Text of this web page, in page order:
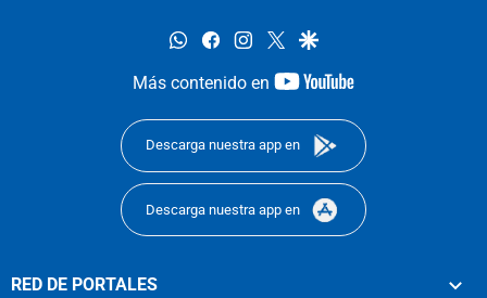
whatsappfacebookinstagram
twittergoogle
Más contenido en
youtube-
Descarga nuestra app en
Descarga nuestra app en
RED DE PORTALES